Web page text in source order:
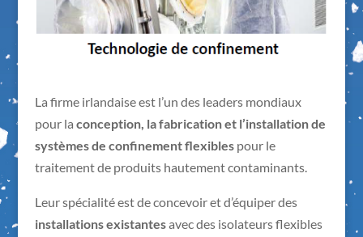
La firme irlandaise est l’un des leaders mondiaux
pour la conception, la fabrication et l’installation de
systèmes de confinement flexiblespour le
traitement de produits hautement contaminants.
Leur spécialité est de concevoir et d’équiper des
installations existantesavec des isolateurs flexibles